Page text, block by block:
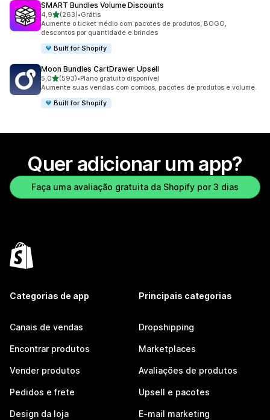
SMART Bundles Volume Discounts
4,9de 5 estrelas
(263)
263 avaliações ao todo
•Grátis
Aumente o ticket médio com pacotes de produtos, BOGO,
descontos por quantidade e brindes
Built for Shopify
Moon Bundles CartDrawer Upsell
5,0de 5 estrelas
(593)
593 avaliações ao todo
•Plano gratuito disponível
Aumente suas vendas com combos, pacotes de produtos e volume.
Built for Shopify
Quer adicionar um app?
Faça uma avaliação gratuita da Shopify por 3 dias
Categorias de app
Canais de vendas
Encontrar produtos
Vender produtos
Pedidos e frete
Design da loja
Principais categorias
Dropshipping
Marketplaces
Avaliações de produtos
Upsell e pacotes
E-mail marketing